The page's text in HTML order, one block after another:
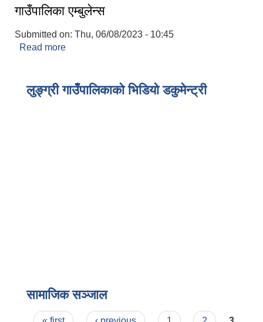
गाउँपालिका एम्बुलेन्स
Submitted on: Thu, 06/08/2023 - 10:45
Read more
लुङ्ग्री गाउँपालिकाको भिडियो डकुमेन्ट्री
सामाजिक सञ्जाल